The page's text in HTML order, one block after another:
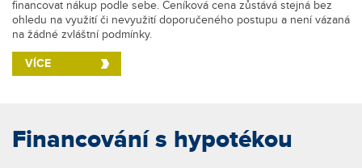
financovat nákup podle sebe. Ceníková cena zůstává stejná bez
ohledu na využití či nevyužití doporučeného postupu a není vázaná
na žádné zvláštní podmínky.
VÍCE
Financování s hypotékou